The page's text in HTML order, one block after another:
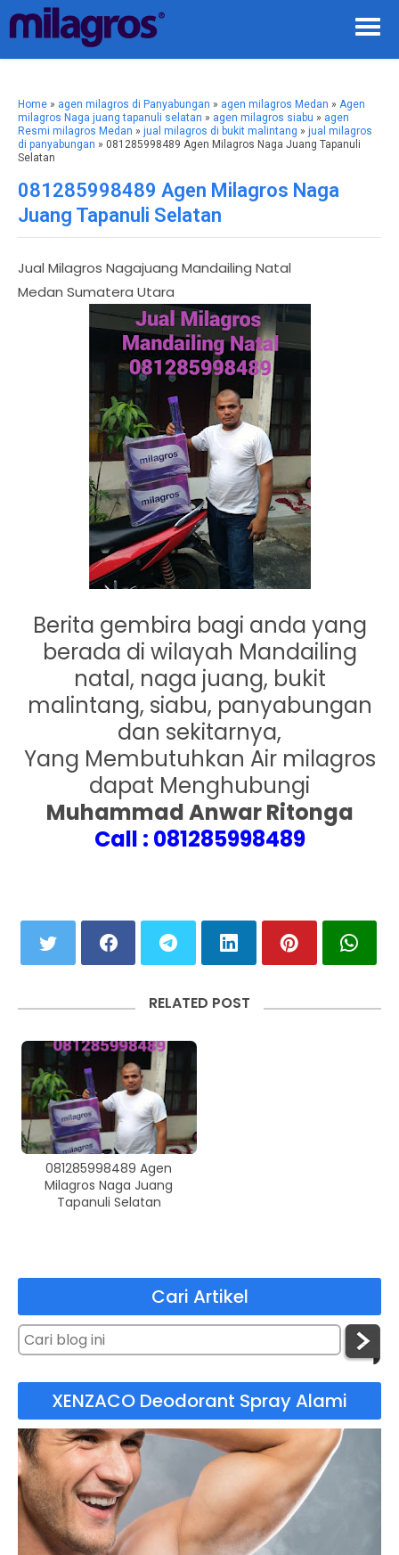
Home » agen milagros di Panyabungan » agen milagros Medan » Agen
milagros Naga juang tapanuli selatan » agen milagros siabu » agen
Resmi milagros Medan » jual milagros di bukit malintang » jual milagros
di panyabungan » 081285998489 Agen Milagros Naga Juang Tapanuli
Selatan
081285998489 Agen Milagros Naga
Juang Tapanuli Selatan
Jual Milagros Nagajuang Mandailing Natal
Medan Sumatera Utara
Berita gembira bagi anda yang
berada di wilayah Mandailing
natal, naga juang, bukit
malintang, siabu, panyabungan
dan sekitarnya,
Yang Membutuhkan Air milagros
dapat Menghubungi
Muhammad Anwar Ritonga
Call : 081285998489
RELATED POST
081285998489 Agen
Milagros Naga Juang
Tapanuli Selatan
Cari Artikel
XENZACO Deodorant Spray Alami